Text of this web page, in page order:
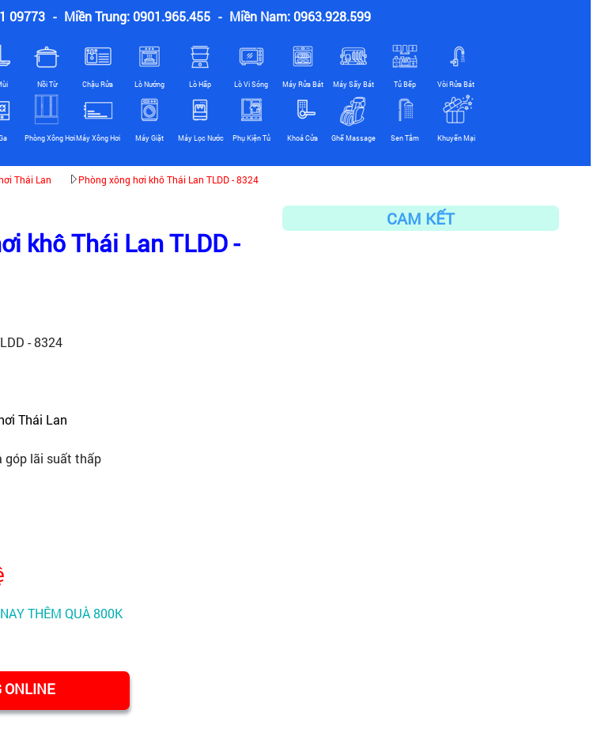
09773 - Miền Trung: 0901.965.455 - Miền Nam: 0963.928.599
Nồi Từ Chậu Rửa Lò Nướng Lò Hấp Lò Vi Sóng Máy Rửa Bát Máy Sấy Bát Tủ Bếp Vòi Rửa Bát
Phòng Xông HơiMáy Xông Hơi Máy Giặt Máy Lọc Nước Phụ Kiện Tủ Khoá Cửa Ghế Massage Sen Tắm Khuyến Mại
Thái Lan Phòng xông hơi khô Thái Lan TLDD - 8324
khô Thái Lan TLDD -
- 8324
Thái Lan
góp lãi suất thấp
THÊM QUÀ 800K
CAM KẾT